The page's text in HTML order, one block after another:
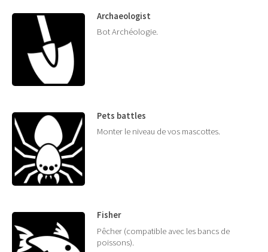
Archaeologist
Bot Archéologie.
Pets battles
Monter le niveau de vos mascottes.
Fisher
Pêcher (compatible avec les bancs de
poissons).